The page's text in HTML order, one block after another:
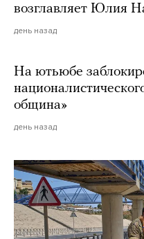
возглавляет Юлия
день назад
На ютьюбе
община»
день назад